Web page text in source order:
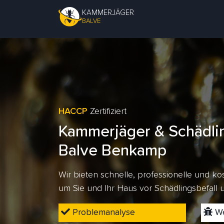
KAMMERJÄGER
BALVE
HACCP Zertifiziert
Kammerjäger &
Balve Benkamp
Wir bieten schnelle, professionelle und
um Sie und Ihr Haus vor
Problemanalyse